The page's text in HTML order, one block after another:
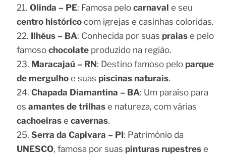
Olinda – PE: Famosa pelo carnaval e seu
centro históricocom igrejas e casinhas coloridas.
Ilhéus – BA: Conhecida por suas praiase pelo
famoso chocolateproduzido na região.
Maracajaú – RN: Destino famoso pelo parque
de mergulhoe suas piscinas naturais.
Chapada Diamantina – BA: Um paraíso para
os amantes de trilhase natureza, com várias
cachoeirase cavernas.
Serra da Capivara – PI: Patrimônio da
UNESCO, famosa por suas pinturas rupestrese